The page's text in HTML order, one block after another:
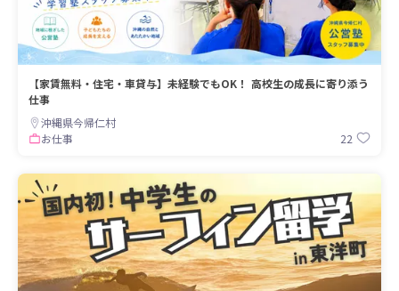
【家賃無料・住宅・車貸与】未経験でもOK！ 高校生の成長に寄り添う
仕事
沖縄県今帰仁村
お仕事
22